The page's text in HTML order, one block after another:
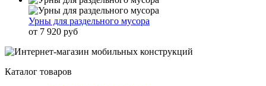
Урны для раздельного мусора
от 7 920 руб
Каталог товаров